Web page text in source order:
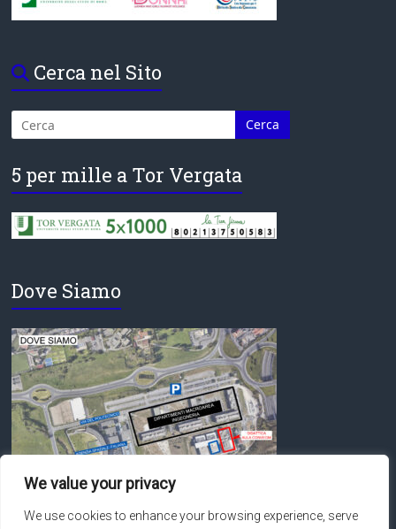
We value your privacy
We use cookies to enhance your browsing experience, serve
Cerca nel Sito
5 per mille a Tor Vergata
Dove Siamo